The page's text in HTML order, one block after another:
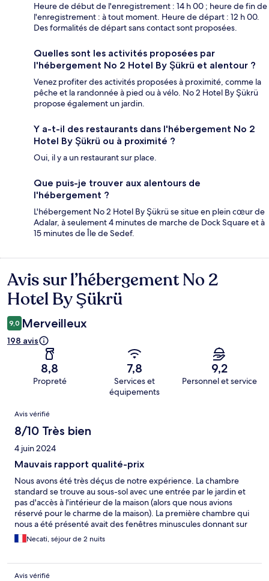
Heure de début de l'enregistrement : 14 h 00 ; heure de fin de
l'enregistrement : à tout moment. Heure de départ : 12 h 00.
Des formalités de départ sans contact sont proposées.
Quelles sont les activités proposées par
l'hébergement No 2 Hotel By Şükrü et alentour ?
Venez profiter des activités proposées à proximité, comme la
pêche et la randonnée à pied ou à vélo. No 2 Hotel By Şükrü
propose également un jardin.
Y a-t-il des restaurants dans l'hébergement No 2
Hotel By Şükrü ou à proximité ?
Oui, il y a un restaurant sur place.
Que puis-je trouver aux alentours de
l'hébergement ?
L'hébergement No 2 Hotel By Şükrü se situe en plein cœur de
Adalar, à seulement 4 minutes de marche de Dock Square et à
15 minutes de Île de Sedef.
Avis
Avis sur l’hébergement No 2
Hotel By Şükrü
9,0 Merveilleux
198 avis
8,8
Propreté
7,8
Services et
équipements
9,2
Personnel et service
Avis
Avis vérifié
8/10 Très bien
4 juin 2024
Mauvais rapport qualité-prix
Nous avons été très déçus de notre expérience. La chambre
standard se trouve au sous-sol avec une entrée par le jardin et
pas d'accès à l'intérieur de la maison (alors que nous avions
réservé pour le charme de la maison). La première chambre qui
nous a été présenté avait des fenêtres minuscules donnant sur
les pieds des chaises de la terrasse. La deuxième chambre
standard côté jardin au sous-sol avait des plus grandes fenêtres
pleins de détails en font un hôtel de qualité moyenne. Le petit
déjeuner ne ressemble malheureusement pas aux photos
Necati, séjour de 2 nuits
Avis vérifié